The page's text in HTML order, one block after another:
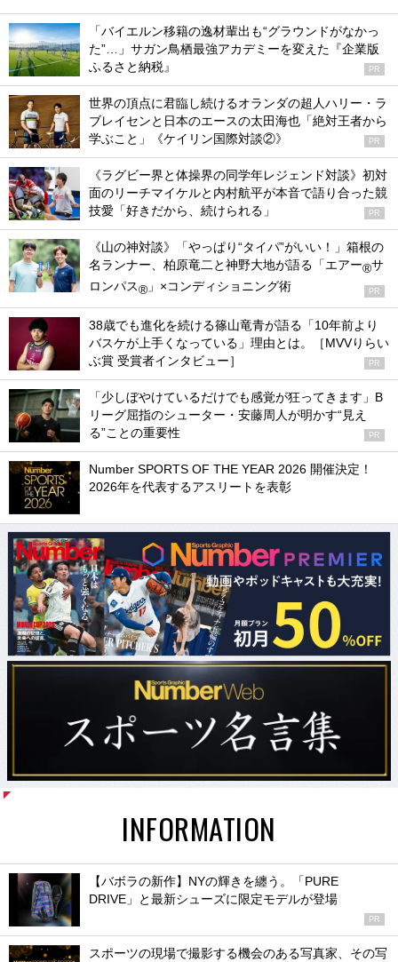
「バイエルン移籍の逸材輩出も“グラウンドがなかっ
た”…」サガン鳥栖最強アカデミーを変えた『企業版
ふるさと納税』
PR
世界の頂点に君臨し続けるオランダの超人ハリー・ラ
ブレイセンと日本のエースの太田海也「絶対王者から
学ぶこと」《ケイリン国際対談②》
PR
《ラグビー界と体操界の同学年レジェンド対談》初対
面のリーチマイケルと内村航平が本音で語り合った競
技愛「好きだから、続けられる」
PR
《山の神対談》「やっぱり“タイパ”がいい！」箱根の
名ランナー、柏原竜二と神野大地が語る「エアー®サ
ロンパス® 」×コンディショニング術 PR
38歳でも進化を続ける篠山竜青が語る「10年前より
バスケが上手くなっている」理由とは。［MVVりらい
ぶ賞 受賞者インタビュー］
PR
「少しぼやけているだけでも感覚が狂ってきます」B
リーグ屈指のシューター・安藤周人が明かす“見え
る”ことの重要性
PR
Number SPORTS OF THE YEAR 2026 開催決定！
2026年を代表するアスリートを表彰
INFORMATION
【バボラの新作】NYの輝きを纏う。「PURE
DRIVE」と最新シューズに限定モデルが登場
PR
スポーツの現場で撮影する機会のある写真家、その写